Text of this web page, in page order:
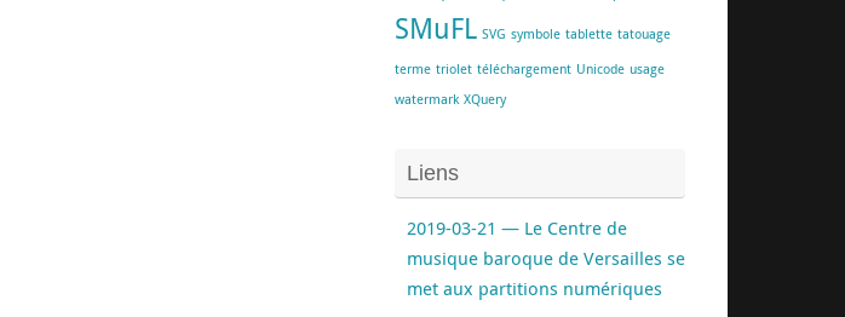
SMuFL SVG symbole tablette tatouage
terme triolet téléchargement Unicode usage
watermark XQuery
Liens
2019-03-21 — Le Centre de
musique baroque de Versailles se
met aux partitions numériques